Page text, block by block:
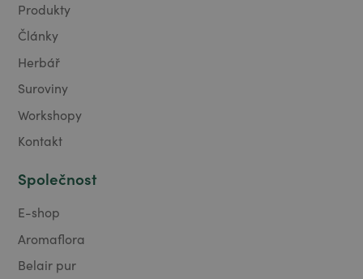
Produkty
Články
Herbář
Suroviny
Workshopy
Kontakt
Společnost
E-shop
Aromaflora
Belair pur